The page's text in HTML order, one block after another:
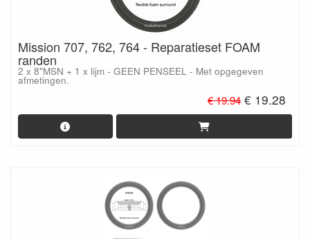
Mission 707, 762, 764 - Reparatieset FOAM
randen
2 x 8"MSN + 1 x lijm - GEEN PENSEEL - Met opgegeven
afmetingen.
€ 19.94 € 19.28